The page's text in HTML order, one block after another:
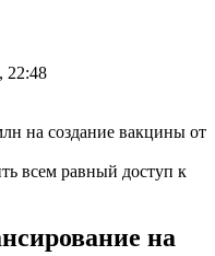
22:48
всем равный доступ к
на